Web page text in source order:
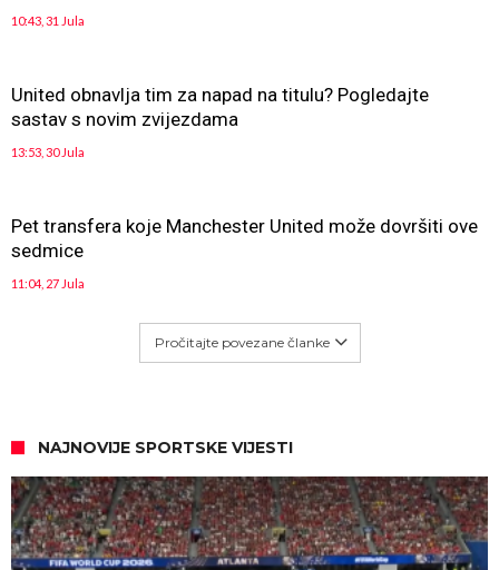
10:43, 31 Jula
United obnavlja tim za napad na titulu? Pogledajte
sastav s novim zvijezdama
13:53, 30 Jula
Pet transfera koje Manchester United može dovršiti ove
sedmice
11:04, 27 Jula
Pročitajte povezane članke
NAJNOVIJE SPORTSKE VIJESTI